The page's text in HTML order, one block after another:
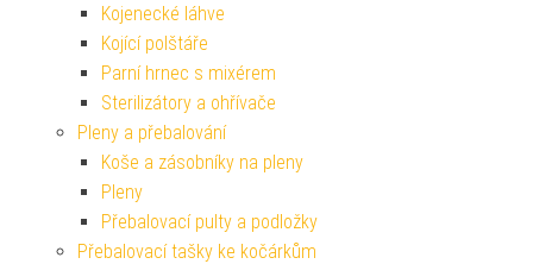
Kojenecké láhve
Kojící polštáře
Parní hrnec s mixérem
Sterilizátory a ohřívače
Pleny a přebalování
Koše a zásobníky na pleny
Pleny
Přebalovací pulty a podložky
Přebalovací tašky ke kočárkům